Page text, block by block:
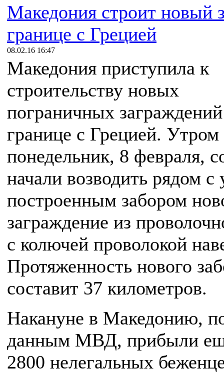
Македония строит новый
границе с Грецией
08.02.16 16:47
Македония приступила к
строительству новых
пограничных
границе с Грецией. Утром
понедельник, 8 февраля,
начали возводить рядом с
построенным забором
заграждение из
с колючей проволокой
Протяженность нового
составит 37 километров.
Накануне в Македонию,
данным МВД, прибыли
2800 нелегальных